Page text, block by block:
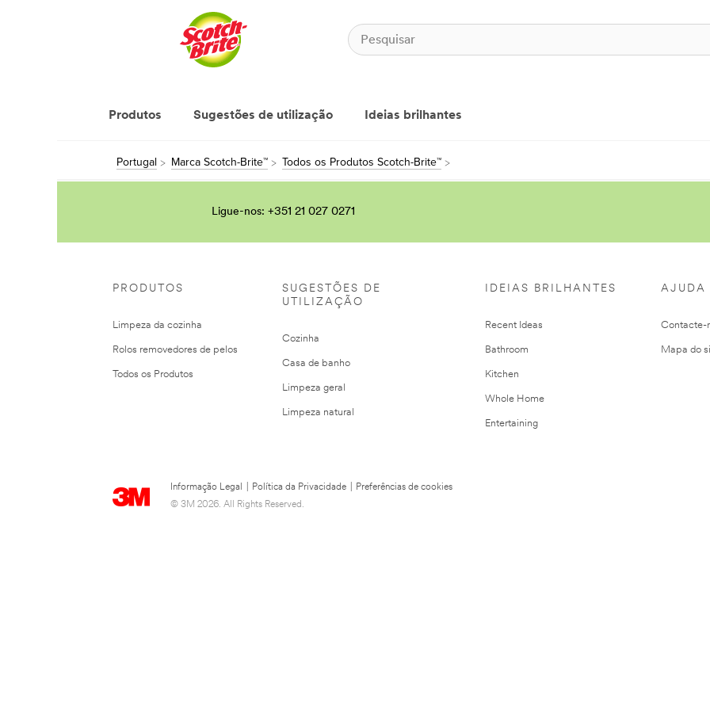
Produtos Sugestões de utilização Ideias brilhantes
Portugal Marca Scotch-Brite™ Todos os Produtos Scotch-Brite™
Ligue-nos: +351 21 027 0271
PRODUTOS
Limpeza da cozinha
Rolos removedores de pelos
Todos os Produtos
SUGESTÕES DE
UTILIZAÇÃO
Cozinha
Casa de banho
Limpeza geral
Limpeza natural
IDEIAS BRILHANTES
Recent Ideas
Bathroom
Kitchen
Whole Home
Entertaining
AJUDA
Contacte-
Mapa do
Informação Legal Política da Privacidade
Preferências de cookies
© 3M 2026. All Rights Reserved.